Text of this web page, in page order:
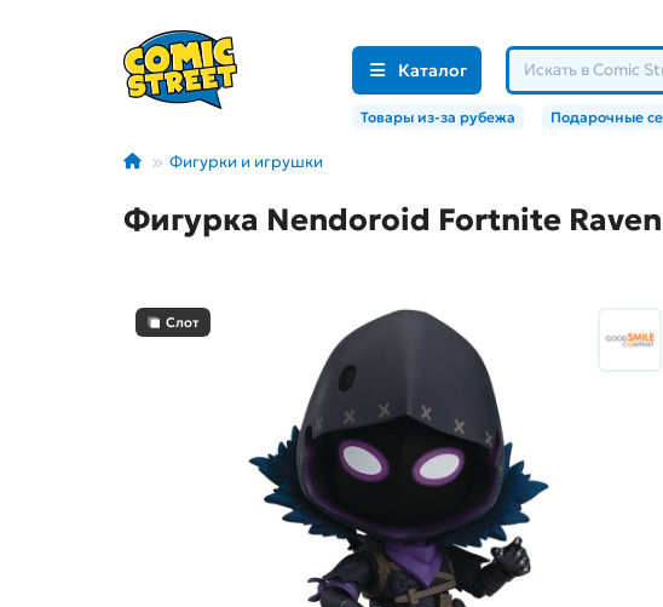
Каталог
Товары из-за рубежа Подарочные
Фигурки и игрушки
Фигурка Nendoroid Fortnite
Слот